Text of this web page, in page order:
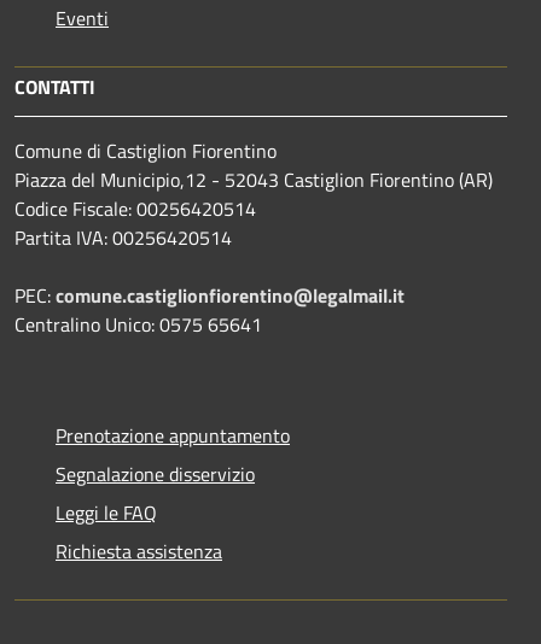
Eventi
CONTATTI
Comune di Castiglion Fiorentino
Piazza del Municipio,12 - 52043 Castiglion Fiorentino (AR)
Codice Fiscale: 00256420514
Partita IVA: 00256420514
PEC:comune.castiglionfiorentino@legalmail.it
Centralino Unico: 0575 65641
Prenotazione appuntamento
Segnalazione disservizio
Leggi le FAQ
Richiesta assistenza